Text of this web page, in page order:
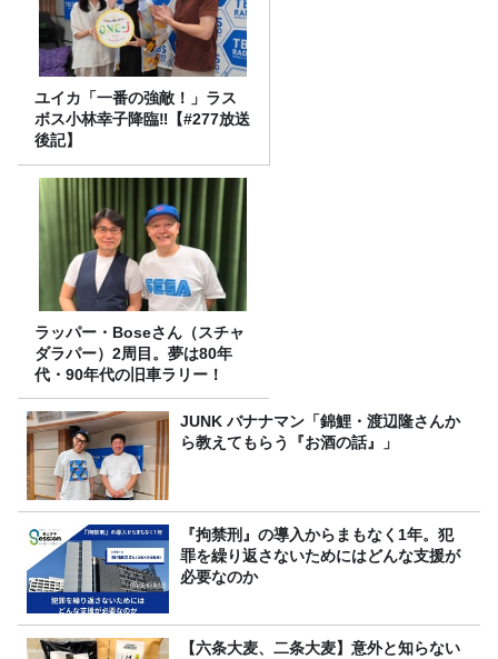
ユイカ「一番の強敵！」ラス
ボス小林幸子降臨‼【#277放送
後記】
ラッパー・Boseさん（スチャ
ダラパー）2周目。夢は80年
代・90年代の旧車ラリー！
JUNK バナナマン「錦鯉・渡辺隆さんか
ら教えてもらう『お酒の話』」
『拘禁刑』の導入からまもなく1年。犯
罪を繰り返さないためにはどんな支援が
必要なのか
【六条大麦、二条大麦】意外と知らない